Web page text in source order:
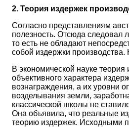
2. Теория издержек
Согласно представлениям
полезность. Отсюда следовал
то есть не обладают
собой издержки
В экономической науке
объективного характера
вознаграждения, а их уровни
возделывания земли,
классической школы не
Она объявила, что реальные
теорию издержек. Исходными